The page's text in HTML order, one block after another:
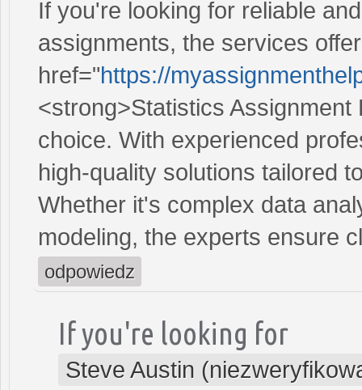
If you're looking for reliable
assignments, the services
href="https://
<strong>Statistics
choice. With experienced
high-quality solutions tailored
Whether it's complex data
modeling, the experts ensure
odpowiedz
If you're looking for
Steve Austin